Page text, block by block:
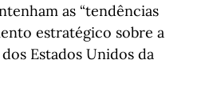
as “tendências
estratégico sobre a
Estados Unidos da